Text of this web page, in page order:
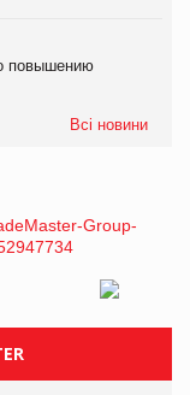
повышению
Всі новини